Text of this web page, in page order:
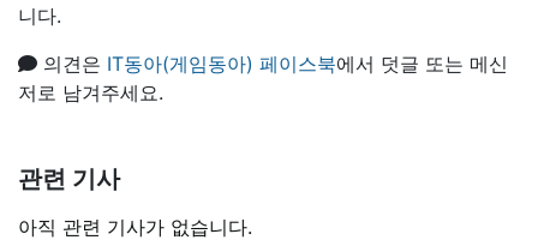
니다.
의견은 IT동아(게임동아) 페이스북에서 덧글 또는 메신
저로 남겨주세요.
관련 기사
아직 관련 기사가 없습니다.